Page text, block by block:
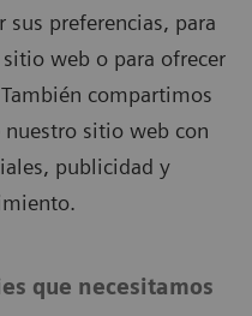
sus preferencias, para
web o para ofrecer
compartimos
sitio web con
publicidad y
que necesitamos